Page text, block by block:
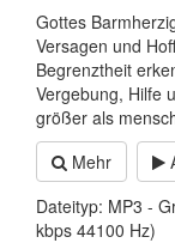
Gottes
Versagen und
Begrenztheit
Vergebung, Hilfe
größer als
Mehr
Dateityp: MP3 -
kbps 44100 Hz)